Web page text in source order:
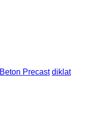
Beton Precast diklat